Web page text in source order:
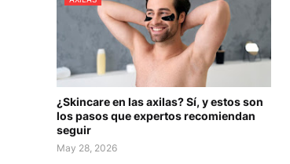
¿Skincare en las axilas? Sí, y estos son
los pasos que expertos recomiendan
seguir
May 28, 2026